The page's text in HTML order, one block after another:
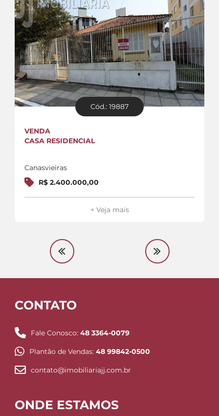
Cód.: 19887
VENDA
CASA RESIDENCIAL
Canasvieiras
R$ 2.400.000,00
+ Veja mais
CONTATO
Fale Conosco: 48 3364-0079
Plantão de Vendas: 48 99842-0500
contato@imobiliariajj.com.br
ONDE ESTAMOS